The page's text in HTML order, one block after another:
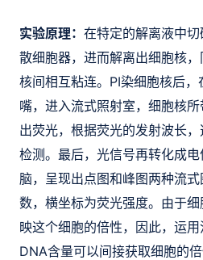
实验原理： 在特定的解离液中
散细胞器，进而解离出细胞核
核间相互粘连。PI染细胞核后
嘴，进入流式照射室，细胞核
出荧光，根据荧光的发射波长
检测。 最后，光信号再转化成
脑，呈现出点图和峰图两种流
数，横坐标为荧光强度。由于
映这个细胞的倍性，因此，运
DNA含量可以间接获取细胞的